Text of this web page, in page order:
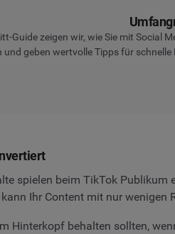
Guide zeigen wir, wie Sie mit Social
und geben wertvolle Tipps für schnelle
spielen beim TikTok
Ihr Content mit nur wenigen
Hinterkopf behalten sollten,